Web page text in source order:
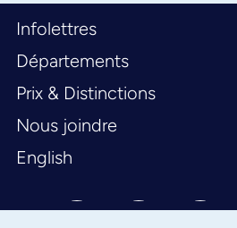
Infolettres
Départements
Prix & Distinctions
Nous joindre
English